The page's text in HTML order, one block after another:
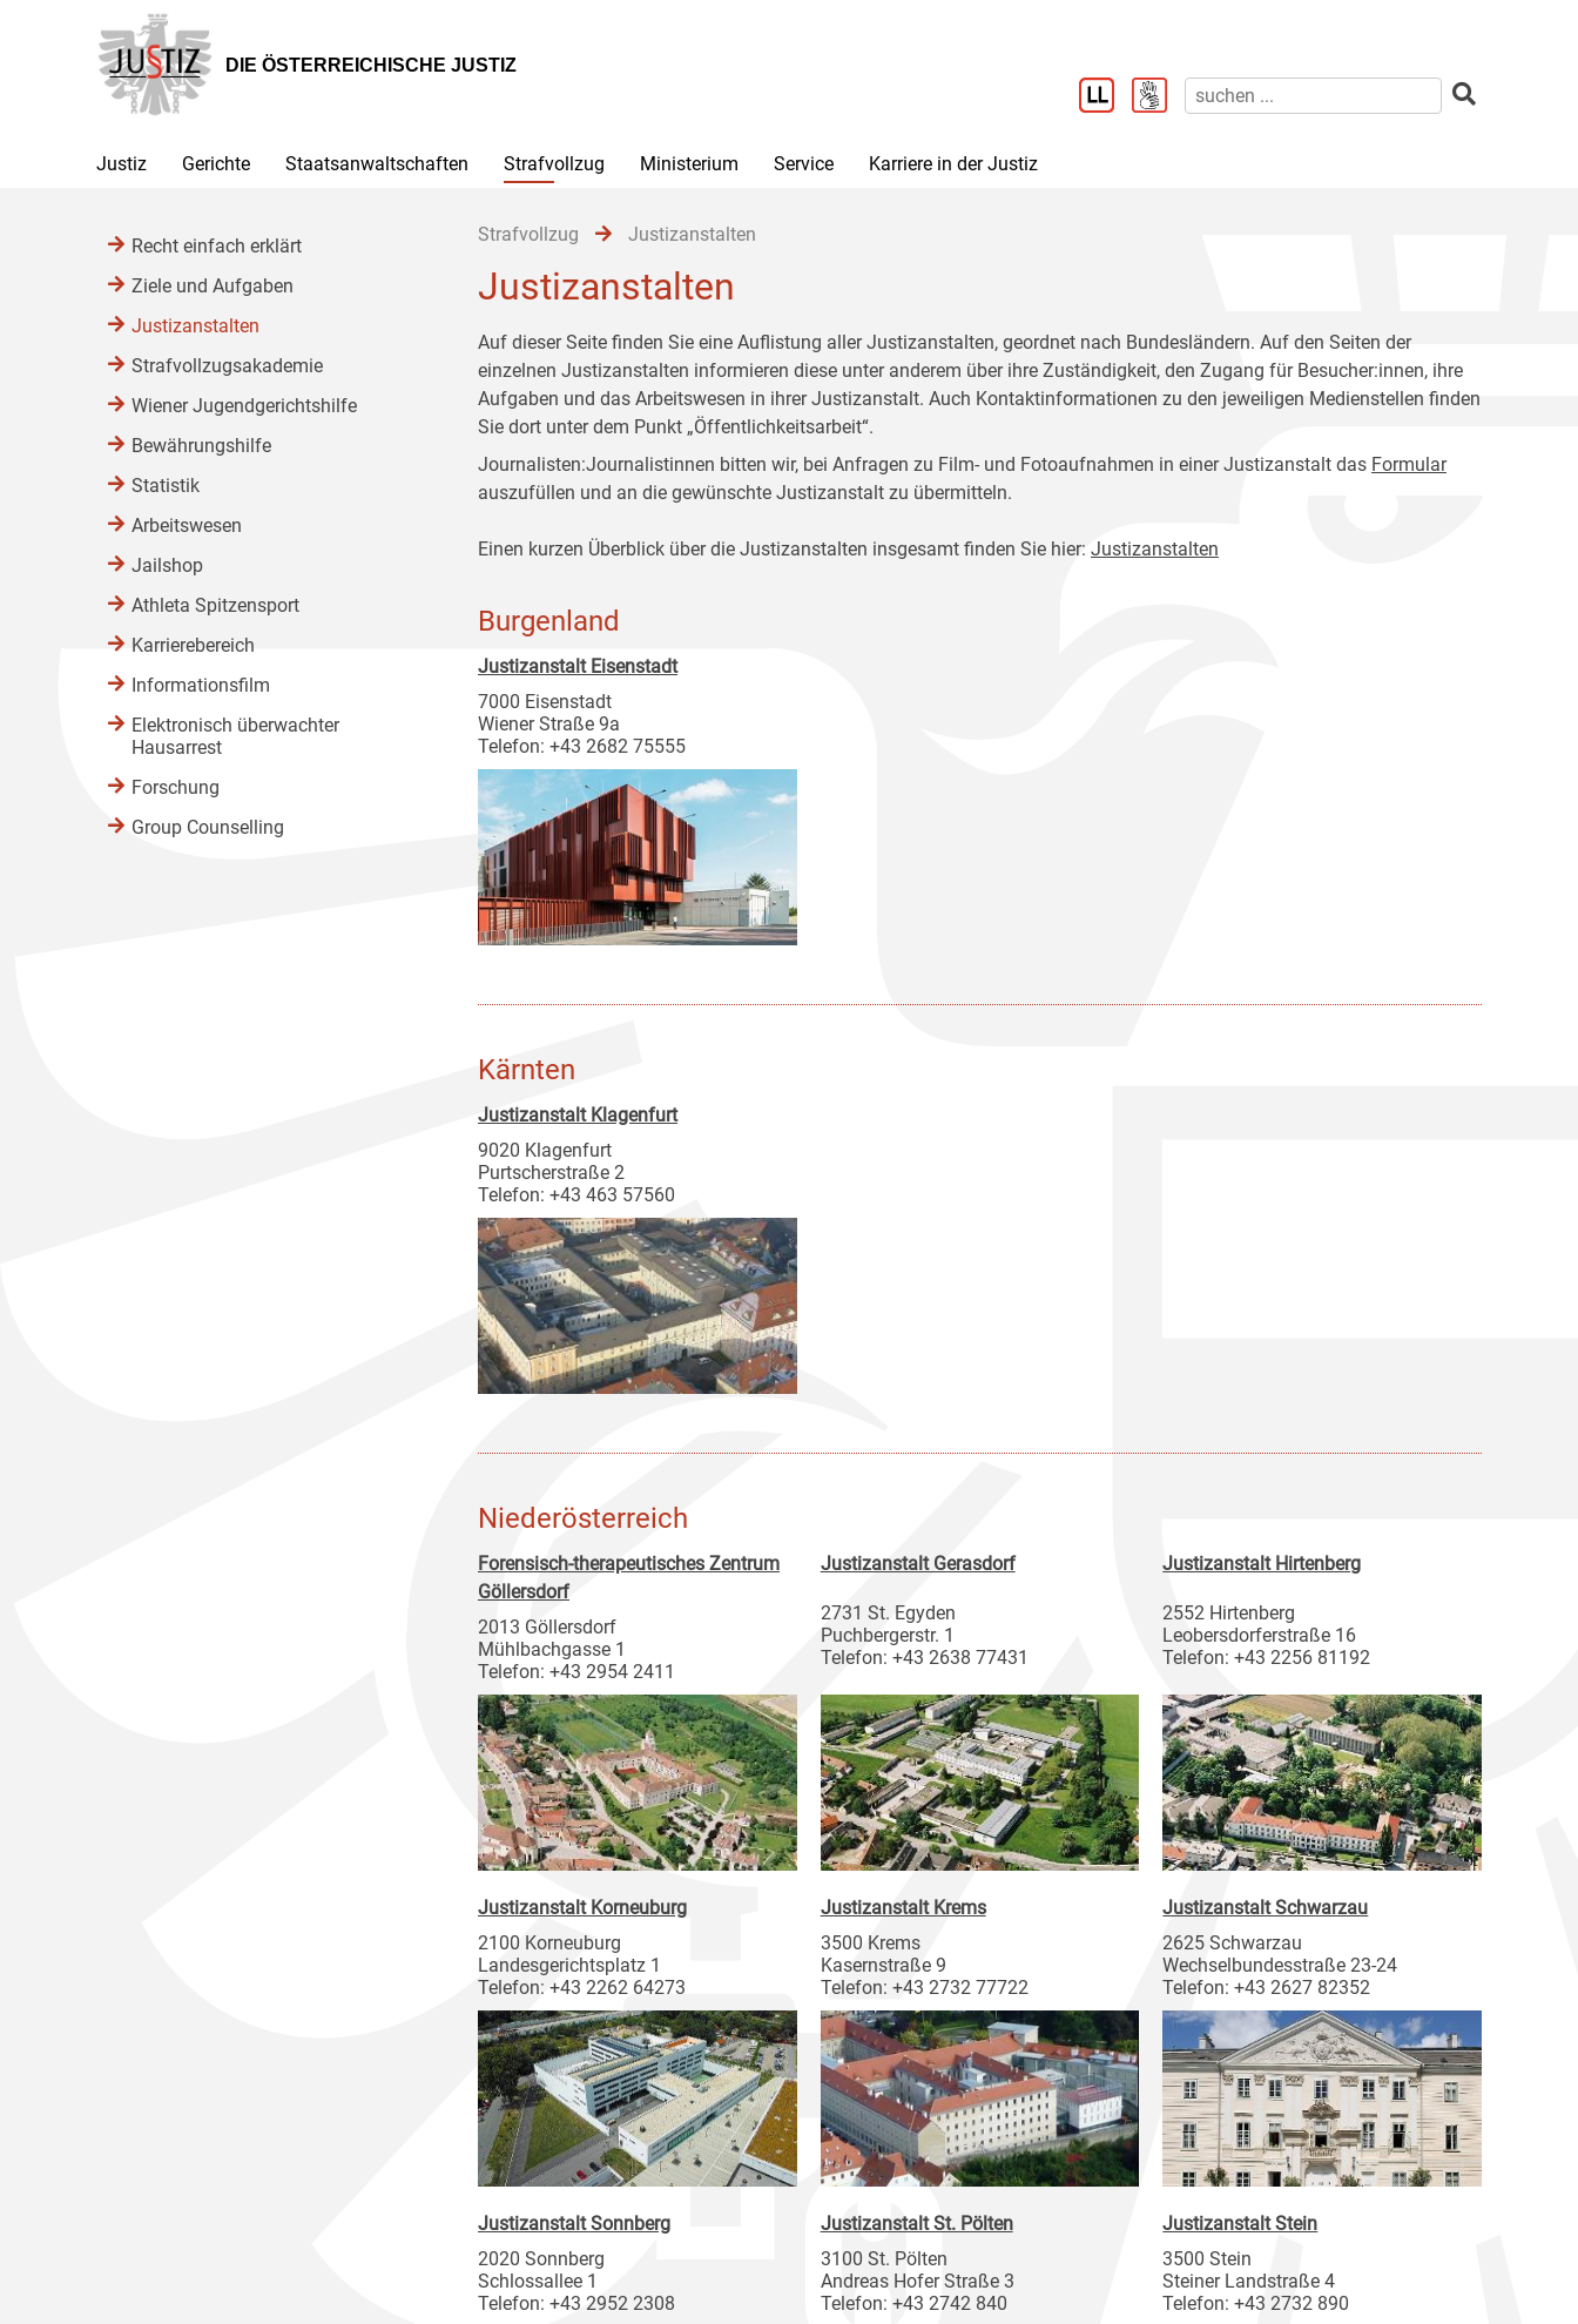
Hauptnavigation
[1]
Inhalt
[2]
Untermenü
[3]
DIE ÖSTERREICHISCHE JUSTIZ
Justiz Gerichte Staatsanwaltschaften Strafvollzug Ministerium Service Karriere in der Justiz
Strafvollzug Justizanstalten
Justizanstalten
Auf dieser Seite finden Sie eine Auflistung aller Justizanstalten, geordnet nach Bundesländern. Auf den Seiten der
einzelnen Justizanstalten informieren diese unter anderem über ihre Zuständigkeit, den Zugang für Besucher:innen, ihre
Aufgaben und das Arbeitswesen in ihrer Justizanstalt. Auch Kontaktinformationen zu den jeweiligen Medienstellen finden
Sie dort unter dem Punkt „Öffentlichkeitsarbeit“.
Journalisten:Journalistinnen bitten wir, bei Anfragen zu Film- und Fotoaufnahmen in einer Justizanstalt das Formular
auszufüllen und an die gewünschte Justizanstalt zu übermitteln.
Einen kurzen Überblick über die Justizanstalten insgesamt finden Sie hier: Justizanstalten
Burgenland
Justizanstalt Eisenstadt
7000 Eisenstadt
Wiener Straße 9a
Telefon: +43 2682 75555
Kärnten
Justizanstalt Klagenfurt
9020 Klagenfurt
Purtscherstraße 2
Telefon: +43 463 57560
Niederösterreich
Forensisch-therapeutisches Zentrum
Göllersdorf
2013 Göllersdorf
Mühlbachgasse 1
Telefon: +43 2954 2411
Justizanstalt Gerasdorf
2731 St. Egyden
Puchbergerstr. 1
Telefon: +43 2638 77431
Justizanstalt Hirtenberg
2552 Hirtenberg
Leobersdorferstraße 16
Telefon: +43 2256 81192
Justizanstalt Korneuburg
2100 Korneuburg
Landesgerichtsplatz 1
Telefon: +43 2262 64273
Justizanstalt Krems
3500 Krems
Kasernstraße 9
Telefon: +43 2732 77722
Justizanstalt Schwarzau
2625 Schwarzau
Wechselbundesstraße 23-24
Telefon: +43 2627 82352
Justizanstalt Sonnberg
2020 Sonnberg
Schlossallee 1
Telefon: +43 2952 2308
Justizanstalt St. Pölten
3100 St. Pölten
Andreas Hofer Straße 3
Telefon: +43 2742 840
Justizanstalt Stein
3500 Stein
Steiner Landstraße 4
Telefon: +43 2732 890
Recht einfach erklärt
Ziele und Aufgaben
Justizanstalten
Strafvollzugsakademie
Wiener Jugendgerichtshilfe
Bewährungshilfe
Statistik
Arbeitswesen
Jailshop
Athleta Spitzensport
Karrierebereich
Informationsfilm
Elektronisch überwachter
Hausarrest
Forschung
Group Counselling